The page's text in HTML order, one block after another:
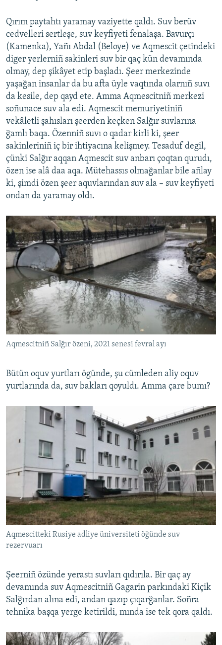
Qırım paytahtı yaramay vaziyette qaldı. Suv berüv
cedvelleri sertleşe, suv keyfiyeti fenalaşa. Bavurçı
(Kamenka), Yañı Abdal (Beloye) ve Aqmescit çetindeki
diger yerlerniñ sakinleri suv bir qaç kün devamında
olmay, dep şikâyet etip başladı. Şeer merkezinde
yaşağan insanlar da bu afta üyle vaqtında olarnıñ suvı
da kesile, dep qayd ete. Amma Aqmescitniñ merkezi
soñunace suv ala edi. Aqmescit memuriyetiniñ
vekâletli şahısları şeerden keçken Salğır suvlarına
ğamlı baqa. Özenniñ suvı o qadar kirli ki, şeer
sakinleriniñ iç bir ihtiyacına kelişmey. Tesaduf degil,
çünki Salğır aqqan Aqmescit suv anbarı çoqtan qurudı,
özen ise alâ daa aqa. Mütehassıs olmağanlar bile añlay
ki, şimdi özen şeer aquvlarından suv ala – suv keyfiyeti
ondan da yaramay oldı.
Aqmescitniñ Salğır özeni, 2021 senesi fevral ayı
Bütün oquv yurtları ögünde, şu cümleden aliy oquv
yurtlarında da, suv bakları qoyuldı. Amma çare bumı?
Aqmescitteki Rusiye adliye üniversiteti öğünde suv
rezervuarı
Şeerniñ özünde yerastı suvları qıdırıla. Bir qaç ay
devamında suv Aqmescitniñ Gagarin parkındaki Kiçik
Salğırdan alına edi, andan qazıp çıqarğanlar. Soñra
tehnika başqa yerge ketirildi, mında ise tek qora qaldı.